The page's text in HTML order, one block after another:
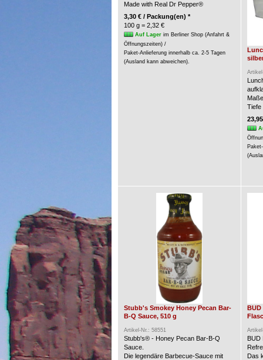
Made with Real Dr Pepper®
3,30 € / Packung(en) *
100 g = 2,32 €
Auf Lagerim Berliner Shop (Anfahrt &
Öffnungszeiten) /
Paket-Anlieferung innerhalb ca. 2-5 Tagen
(Ausland kann abweichen).
Tiefe
Stubb's Smokey Honey Pecan Bar-
B-Q Sauce, 510 g
Artikel-Nr.: 58551
Stubb's® - Honey Pecan Bar-B-Q
Sauce.
Die legendäre Barbecue-Sauce mit
BUD
BUD
Das